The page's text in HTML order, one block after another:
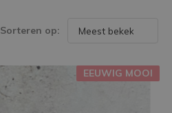
Sorteren op:
EEUWIG MOOI